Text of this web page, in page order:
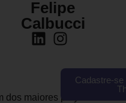
Felipe
Calbucci
dos maiores players de
Cadastre-